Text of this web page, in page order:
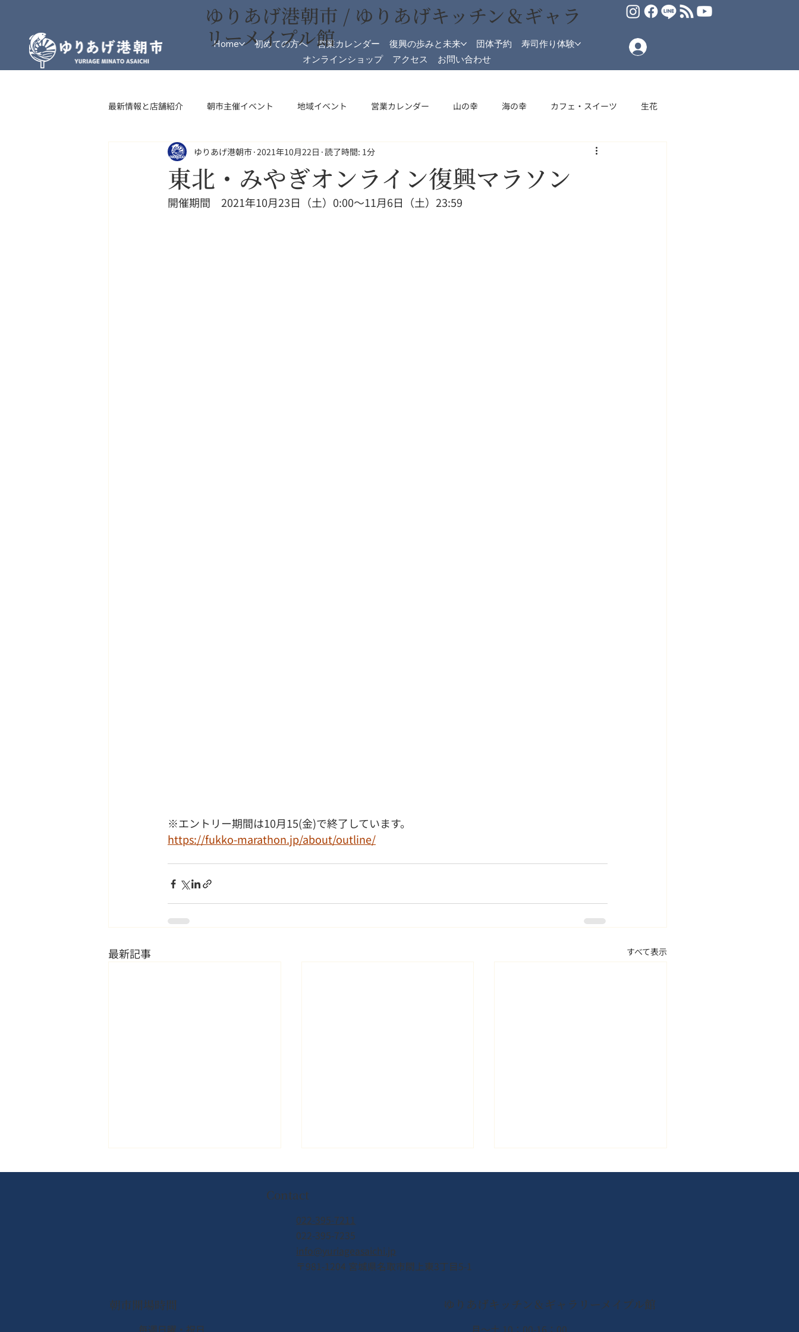
Home 初めての方へ 営業カレンダー 復興の歩みと未来 団体予約
寿司作り体験
オンラインショップ
アクセス お問い合わせ
ゆりあげ港朝市 / ゆりあげキッチン＆ギャラ
リーメイプル館
最新情報と店舗紹介 朝市主催イベント 地域イベント 営業カレンダー 山の幸 海の幸 カフェ・スイーツ 生花
インフォメーション フード・加工 メイプル館 メイプル館情報
東北・みやぎオンライン復興マラソン
ゆりあげ港朝市 2021年10月22日 読了時間: 1分
開催期間　2021年10月23日（土）0:00～11月6日（土）23:59
※エントリー期間は10月15(金)で終了しています。
https://fukko-marathon.jp/about/outline/
最新記事 すべて表示
ルメガイド＆観覧席のご案内
2026年8月8日（土） なとり
るみが寄贈されました
Contact
022-395-7211
022-395-7235
info@yuriageasaichi.jp
〒981-1204 宮城県名取市閖上東3丁目5-1
朝市開場時間 ゆりあげキッチン＆ギャラリーメイプル館
月〜土 10：00-16：00